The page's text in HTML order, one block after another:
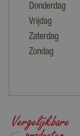
Donderdag
Vrijdag
Zaterdag
Zondag